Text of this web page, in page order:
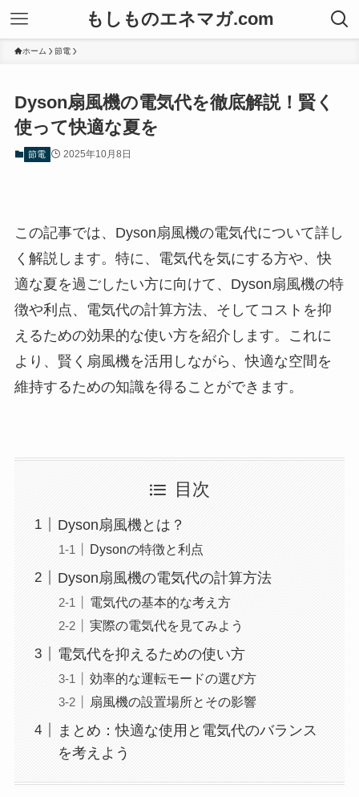
もしものエネマガ.com
ホーム 節電
Dyson扇風機の電気代を徹底解説！賢く
使って快適な夏を
節電 2025年10月8日
この記事では、Dyson扇風機の電気代について詳し
く解説します。特に、電気代を気にする方や、快
適な夏を過ごしたい方に向けて、Dyson扇風機の特
徴や利点、電気代の計算方法、そしてコストを抑
えるための効果的な使い方を紹介します。これに
より、賢く扇風機を活用しながら、快適な空間を
維持するための知識を得ることができます。
目次
Dyson扇風機とは？
Dysonの特徴と利点
Dyson扇風機の電気代の計算方法
電気代の基本的な考え方
実際の電気代を見てみよう
電気代を抑えるための使い方
効率的な運転モードの選び方
扇風機の設置場所とその影響
まとめ：快適な使用と電気代のバランス
を考えよう